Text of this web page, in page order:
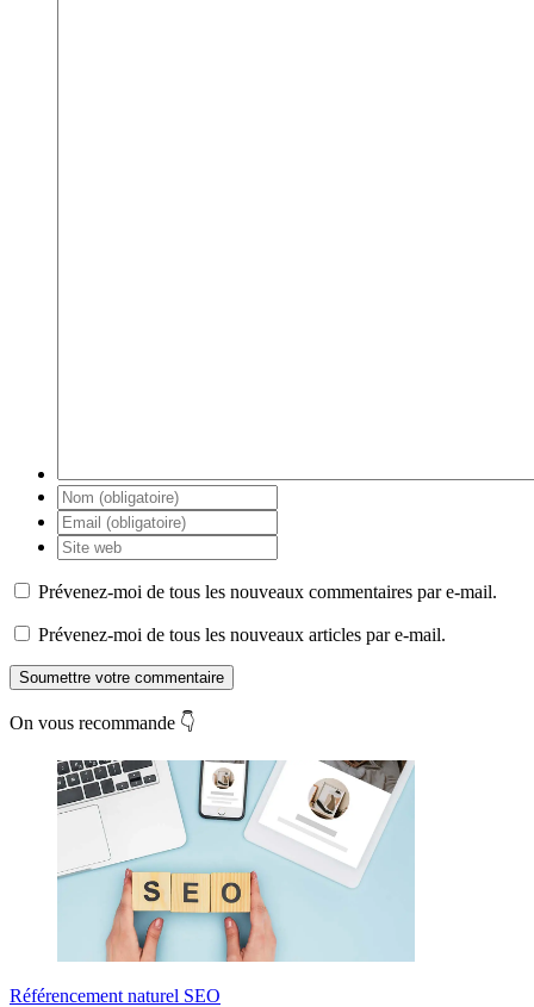
Prévenez-moi de tous les nouveaux commentaires par e-mail.
Prévenez-moi de tous les nouveaux articles par e-mail.
Soumettre votre commentaire
On vous recommande 👇
Référencement naturel SEO